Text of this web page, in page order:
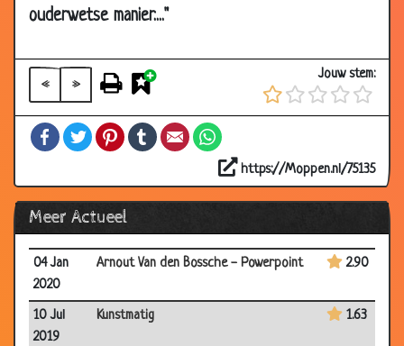
ouderwetse manier...."
« »
Jouw stem:
FacebookTwitterPinterestTumblrEmail
https://Moppen.nl/75135
Meer Actueel
04 Jan
2020
Arnout Van den Bossche - Powerpoint 2.90
10 Jul
2019
Kunstmatig 1.63